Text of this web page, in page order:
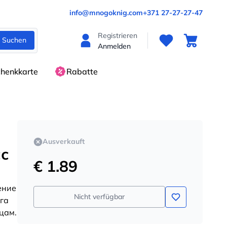
info@mnogoknig.com+371 27-27-27-47
Suchen
Registrieren
Anmelden
Rabatte
Ausverkauft
€ 1.89
Nicht verfügbar